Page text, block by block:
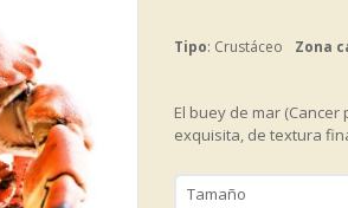
Tipo: Crustáceo Zona
El buey de mar
exquisita, de textura